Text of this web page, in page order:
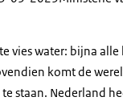
vies water: bijna
komt de
staan. Nederland